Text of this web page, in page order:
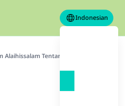
Indonesian
Tentang Haji